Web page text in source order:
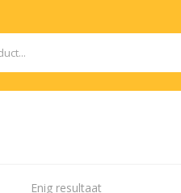
Enig resultaat